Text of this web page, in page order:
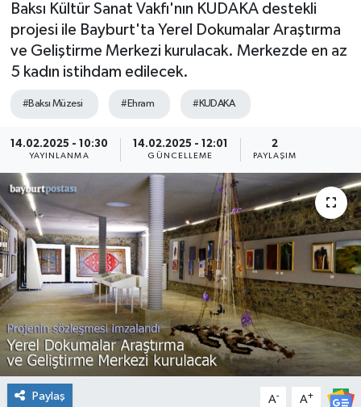
Baksı Kültür Sanat Vakfı'nın KUDAKA destekli
projesi ile Bayburt'ta Yerel Dokumalar Araştırma
ve Geliştirme Merkezi kurulacak. Merkezde en az
5 kadın istihdam edilecek.
#Baksı Müzesi #Ehram #KUDAKA
14.02.2025 - 10:30
YAYINLANMA
14.02.2025 - 12:01
GÜNCELLEME
2
PAYLAŞIM
Paylaş A- A+
Haber Arşivi